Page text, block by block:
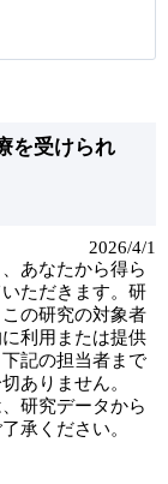
を受けられ
2026/4/1
あなたから得ら
ただきます。研
の研究の対象者
利用または提供
記の担当者まで
ありません。
研究データから
承ください。